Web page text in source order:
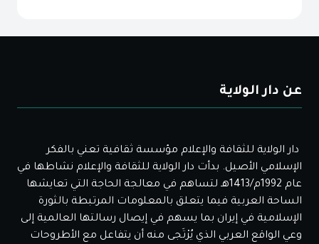
عن دار الولاية
دار الولاية للثقافة والإعلام مؤسسة ثقافية تعني بالفكر
الإسلامي الأصيل. بدأت دار الولاية للثقافة والإعلام نشاطها في
عام 1992م/1413هـ لتساهم في معالجة الحاجة التي تعايشها
الساحة العربية فيما يتعلق بالمعلومات المرتبطة بالثورة
الإسلامية في إيران بما يسهم في إيصال رسالتها العالمية إلى
وعي الواقع العربي الذي يُرْتَجى منه أن يتفاعل مع الأطروحات